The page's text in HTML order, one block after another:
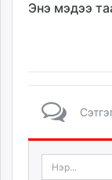
Энэ мэдээ